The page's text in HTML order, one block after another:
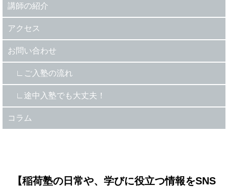
講師の紹介
アクセス
お問い合わせ
ご入塾の流れ
途中入塾でも大丈夫！
コラム
【稲荷塾の日常や、学びに役立つ情報をSNS